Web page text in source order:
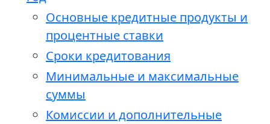
Основные кредитные продукты и
процентные ставки
Сроки кредитования
Минимальные и максимальные
суммы
Комиссии и дополнительные